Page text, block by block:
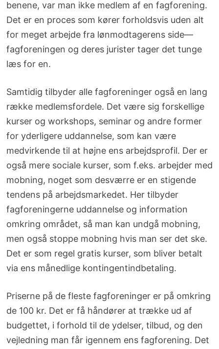
benene, var man ikke medlem af en fagforening.
Det er en proces som kører forholdsvis uden alt
for meget arbejde fra lønmodtagerens side—
fagforeningen og deres jurister tager det tunge
læs for en.
Samtidig tilbyder alle fagforeninger også en lang
række medlemsfordele. Det være sig forskellige
kurser og workshops, seminar og andre former
for yderligere uddannelse, som kan være
medvirkende til at højne ens arbejdsprofil. Der er
også mere sociale kurser, som f.eks. arbejder med
mobning, noget som desværre er en stigende
tendens på arbejdsmarkedet. Her tilbyder
fagforeningerne uddannelse og information
omkring området, så man kan undgå mobning,
men også stoppe mobning hvis man ser det ske.
Det er som regel gratis kurser, som bliver betalt
via ens månedlige kontingentindbetaling.
Priserne på de fleste fagforeninger er på omkring
de 100 kr. Det er få håndører at trække ud af
budgettet, i forhold til de ydelser, tilbud, og den
vejledning man får igennem ens fagforening. Det